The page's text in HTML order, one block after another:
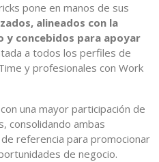
pone en manos de sus
alineados con la
y concebidos para apoyar
a todos los perfiles de
y profesionales con Work
una mayor participación de
consolidando ambas
referencia para promocionar
de negocio.